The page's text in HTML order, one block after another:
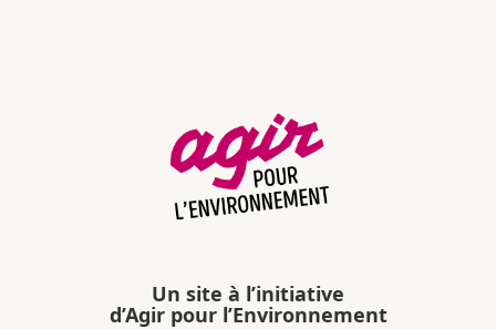
Un site à l’initiative
d’Agir pour l’Environnement